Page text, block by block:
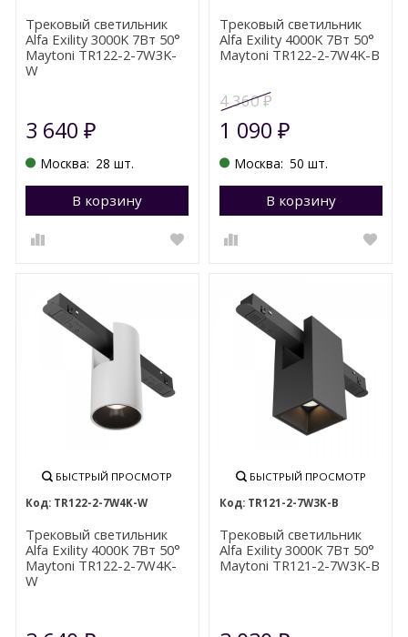
Трековый светильник
Alfa Exility 3000K 7Вт 50°
Maytoni TR122-2-7W3K-
W
3 640₽
Москва: 28 шт.
В корзину Перейти в корзину
Трековый светильник
Alfa Exility 4000K 7Вт 50°
Maytoni TR122-2-7W4K-B
4 360₽
1 090 ₽
Москва: 50 шт.
В корзину
БЫСТРЫЙ ПРОСМОТР
TR122-2-7W4K-W
Трековый светильник
Alfa Exility 4000K 7Вт 50°
Maytoni TR122-2-7W4K-
W
БЫСТРЫЙ ПРОСМОТР
TR121-2-7W3K-B
Трековый светильник
Alfa Exility 3000K 7Вт 50°
Maytoni TR121-2-7W3K-B